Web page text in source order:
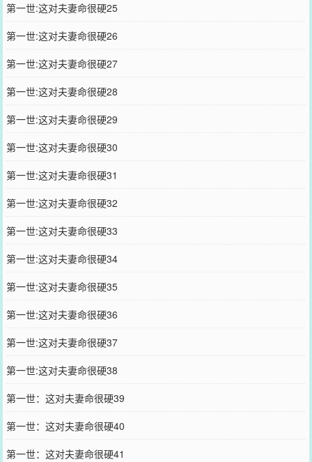
第一世:这对夫妻命很硬25
第一世:这对夫妻命很硬26
第一世:这对夫妻命很硬27
第一世:这对夫妻命很硬28
第一世:这对夫妻命很硬29
第一世:这对夫妻命很硬30
第一世:这对夫妻命很硬31
第一世:这对夫妻命很硬32
第一世:这对夫妻命很硬33
第一世:这对夫妻命很硬34
第一世:这对夫妻命很硬35
第一世:这对夫妻命很硬36
第一世:这对夫妻命很硬37
第一世:这对夫妻命很硬38
第一世：这对夫妻命很硬39
第一世：这对夫妻命很硬40
第一世：这对夫妻命很硬41